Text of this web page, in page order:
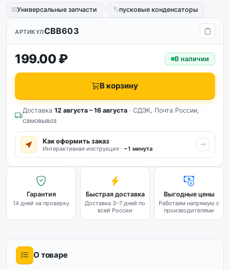
Универсальные запчасти пусковые конденсаторы
АРТИКУЛCBB603
199.00 ₽ В наличии
В корзину
Доставка 12 августа – 16 августа · СДЭК, Почта России,
самовывоз
Как оформить заказ
Интерактивная инструкция · ~1 минута
Гарантия
14 дней на проверку
Быстрая доставка
Доставка 3–7 дней по
всей России
Выгодные цены
Работаем напрямую с
производителями
О товаре